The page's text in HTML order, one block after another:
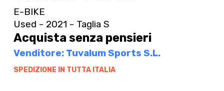
E-BIKE
Used - 2021 - Taglia S
Acquista senza pensieri
Venditore: Tuvalum Sports S.L.
SPEDIZIONE IN TUTTA ITALIA